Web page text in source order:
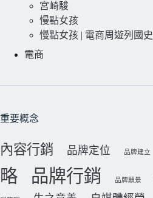
宮崎駿
慢點女孩
慢點女孩 | 電商周遊列國史
電商
重要概念
內容行銷 品牌定位 品牌建立
略
品牌行銷 品牌願景